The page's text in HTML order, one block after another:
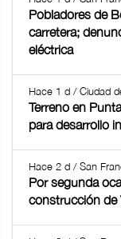
Pobladores de
carretera;
eléctrica
Hace 1 d / Ciudad
Terreno en
para desarrollo
Hace 2 d / San
Por segunda
construcción de